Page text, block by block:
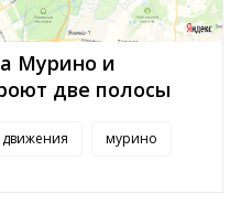
Мурино и
две полосы
мурино